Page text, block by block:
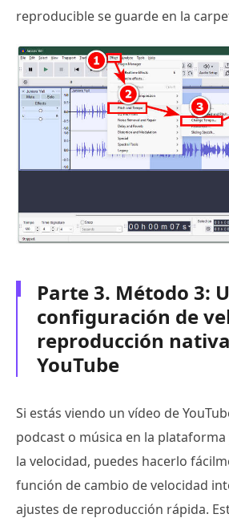
reproducible se guarde en la
Parte 3. Método 3:
configuración de
reproducción
YouTube
Si estás viendo un vídeo de
podcast o música en la
la velocidad, puedes hacerlo
función de cambio de velocidad
ajustes de reproducción rápida.